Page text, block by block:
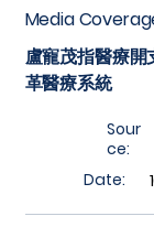
Media
盧寵茂指醫療
革醫療系統
Sour
ce:
Date: